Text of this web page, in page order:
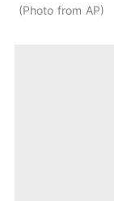
Photo from AP